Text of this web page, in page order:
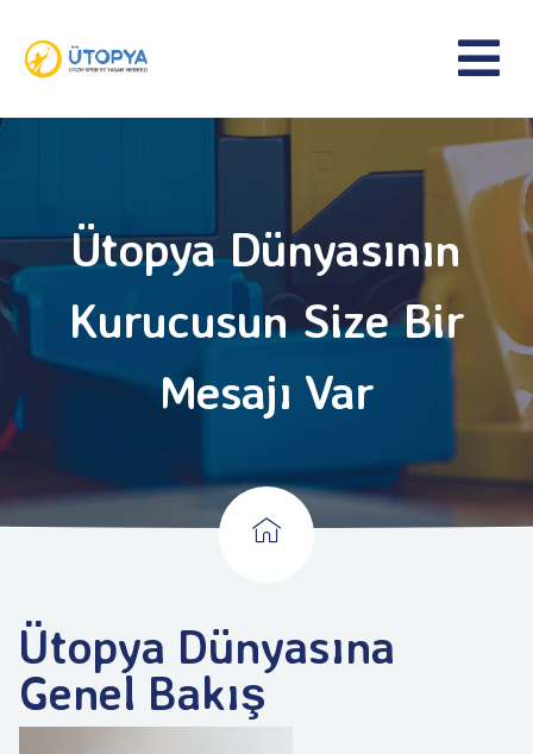
Ütopya Dünyasının
Kurucusun Size Bir
Mesajı Var
Ütopya Dünyasına
Genel Bakış